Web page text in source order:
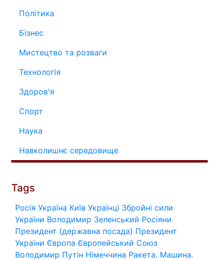
Політика
Бізнес
Мистецтво та розваги
Технологія
Здоров'я
Спорт
Наука
Навколишнє середовище
Tags
Росія Україна Київ Українці Збройні сили
України Володимир Зеленський Росіяни
Президент (державна посада) Президент
України Європа Європейський Союз
Володимир Путін Німеччина Ракета. Машина.